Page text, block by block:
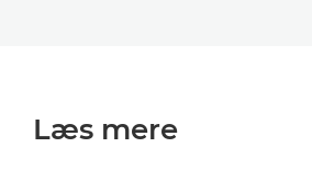
Læs mere